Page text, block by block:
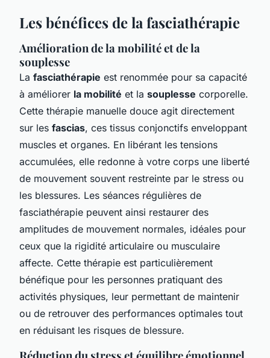
Les bénéfices de la fasciathérapie
Amélioration de la mobilité et de la
souplesse
La fasciathérapie est renommée pour sa capacité
à améliorer la mobilité et la souplesse corporelle.
Cette thérapie manuelle douce agit directement
sur les fascias, ces tissus conjonctifs enveloppant
muscles et organes. En libérant les tensions
accumulées, elle redonne à votre corps une liberté
de mouvement souvent restreinte par le stress ou
les blessures. Les séances régulières de
fasciathérapie peuvent ainsi restaurer des
amplitudes de mouvement normales, idéales pour
ceux que la rigidité articulaire ou musculaire
affecte. Cette thérapie est particulièrement
bénéfique pour les personnes pratiquant des
activités physiques, leur permettant de maintenir
ou de retrouver des performances optimales tout
en réduisant les risques de blessure.